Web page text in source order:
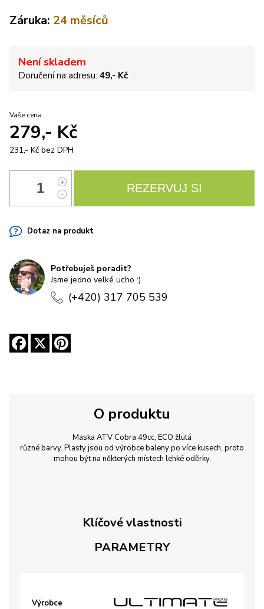
Záruka: 24 měsíců
Není skladem
Doručení na adresu: 49,- Kč
Vaše cena
279,- Kč
231,- Kč bez DPH
Dotaz na produkt
Potřebuješ poradit?
Jsme jedno velké ucho :)
(+420) 317 705 539
O produktu
Maska ATV Cobra 49cc, ECO žlutá
různé barvy. Plasty jsou od výrobce baleny po více kusech, proto
mohou být na některých místech lehké oděrky.
Klíčové vlastnosti
PARAMETRY
Výrobce